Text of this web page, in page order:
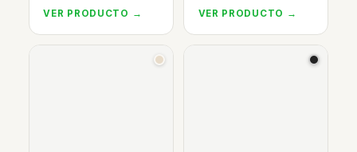
VER PRODUCTO → VER PRODUCTO →